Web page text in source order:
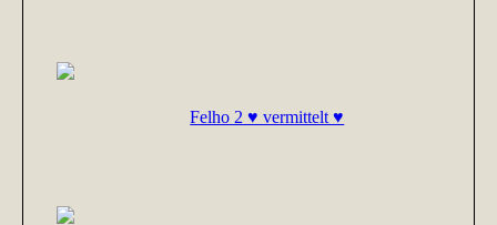
Felho 2 ♥ vermittelt ♥